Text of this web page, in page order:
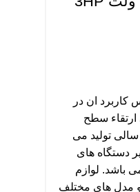
کاربرد ان در
ارتقاء سطح
تولید می
دستگاه های
باشد. لوازم
و مدل های مختلف